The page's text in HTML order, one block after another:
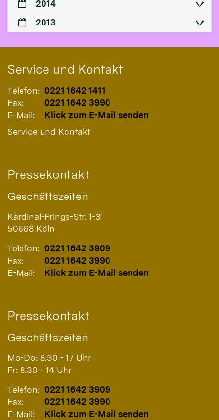
2014
2013
Service und Kontakt
Telefon: 0221 1642 1411
Fax:
0221 1642 3990
E-Mail:
Klick zum E-Mail senden
Service und Kontakt
Pressekontakt
Geschäftszeiten
Kardinal-Frings-Str. 1-3
50668 Köln
Telefon: 0221 1642 3909
Fax:
0221 1642 3990
E-Mail:
Klick zum E-Mail senden
Pressekontakt
Geschäftszeiten
Mo-Do: 8.30 - 17 Uhr
Fr: 8.30 - 14 Uhr
Telefon: 0221 1642 3909
Fax:
0221 1642 3990
E-Mail:
Klick zum E-Mail senden